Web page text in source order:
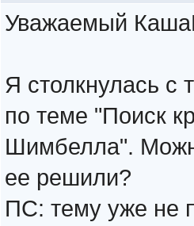
Уважаемый
Я столкнулась с
по теме "Поиск
Шимбелла".
ее решили?
ПС: тему уже не